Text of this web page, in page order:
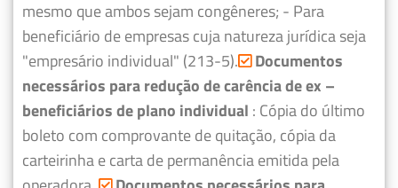
mesmo que ambos sejam congêneres; - Para
beneficiário de empresas cuja natureza jurídica seja
"empresário individual" (213-5). Documentos
necessários para redução de carência de ex –
beneficiários de plano individual : Cópia do último
boleto com comprovante de quitação, cópia da
carteirinha e carta de permanência emitida pela